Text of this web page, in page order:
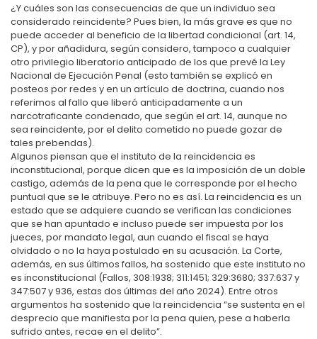
¿Y cuáles son las consecuencias de que un individuo sea
considerado reincidente? Pues bien, la más grave es que no
puede acceder al beneficio de la libertad condicional (art. 14,
CP), y por añadidura, según considero, tampoco a cualquier
otro privilegio liberatorio anticipado de los que prevé la Ley
Nacional de Ejecución Penal (esto también se explicó en
posteos por redes y en un artículo de doctrina, cuando nos
referimos al fallo que liberó anticipadamente a un
narcotraficante condenado, que según el art. 14, aunque no
sea reincidente, por el delito cometido no puede gozar de
tales prebendas).
Algunos piensan que el instituto de la reincidencia es
inconstitucional, porque dicen que es la imposición de un doble
castigo, además de la pena que le corresponde por el hecho
puntual que se le atribuye. Pero no es así. La reincidencia es un
estado que se adquiere cuando se verifican las condiciones
que se han apuntado e incluso puede ser impuesta por los
jueces, por mandato legal, aun cuando el fiscal se haya
olvidado o no la haya postulado en su acusación. La Corte,
además, en sus últimos fallos, ha sostenido que este instituto no
es inconstitucional (Fallos, 308:1938; 311:1451; 329:3680; 337:637 y
347:507 y 936, estas dos últimas del año 2024). Entre otros
argumentos ha sostenido que la reincidencia “se sustenta en el
desprecio que manifiesta por la pena quien, pese a haberla
sufrido antes, recae en el delito”.